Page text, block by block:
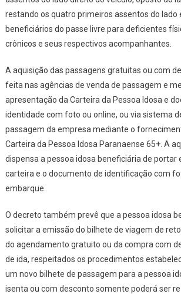
restando os quatro primeiros assentos do lado
beneficiários do passe livre para deficientes
crônicos e seus respectivos acompanhantes.
A aquisição das passagens gratuitas ou com
feita nas agências de venda de passagem e
apresentação da Carteira da Pessoa Idosa e
identidade com foto ou online, ou via sistema
passagem da empresa mediante o
Carteira da Pessoa Idosa Paranaense 65+. A
dispensa a pessoa idosa beneficiária de portar
carteira e o documento de identificação com
embarque.
O decreto também prevê que a pessoa idosa
solicitar a emissão do bilhete de viagem de
do agendamento gratuito ou da compra com
de ida, respeitados os procedimentos
um novo bilhete de passagem para a pessoa
isenta ou com desconto somente poderá ser